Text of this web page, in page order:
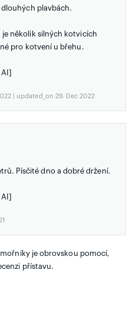
plavbách.
je několik silných kotvicích
pro kotvení u břehu.
| updated_on 29. Dec 2022
Písčité dno a dobré držení.
je obrovskou pomocí,
přístavu.